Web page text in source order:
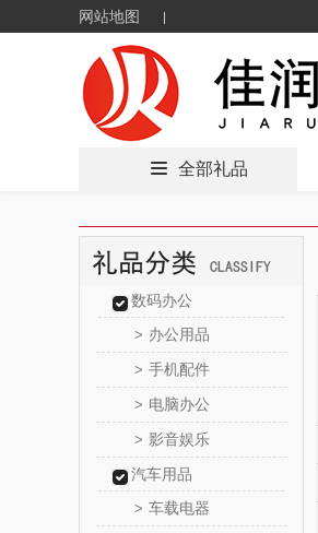
网站地图
全部礼品
数码办公
> 办公用品
> 手机配件
> 电脑办公
> 影音娱乐
汽车用品
> 车载电器